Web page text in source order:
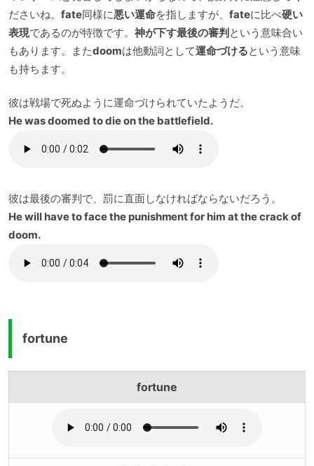
ださいね。 fate同様に悪い運命を指しますが、 fateに比べ硬い
表現であるのが特徴です。 神が下す最後の審判という意味合い
もあります。またdoomは他動詞として運命づけるという意味
も持ちます。
彼は戦場で死ぬように運命づけられていたようだ。
He was doomed to die on the battlefield.
彼は最後の審判で、罰に直面しなければならないだろう。
He will have to face the punishment for him at the crack of
doom.
fortune
fortune